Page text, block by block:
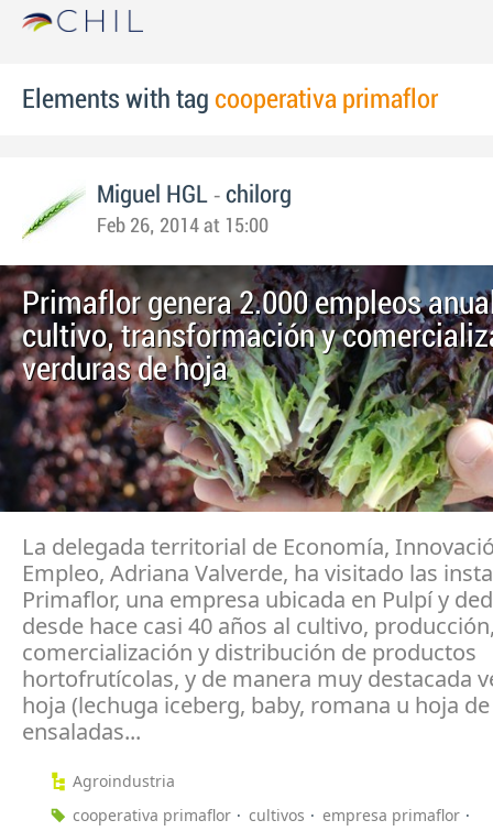
Elements with tag cooperativa primaflor
Miguel HGL - chilorg
Feb 26, 2014 at 15:00
Primaflor genera 2.000 empleos
cultivo, transformación y
verduras de hoja
La delegada territorial de Economía,
Empleo, Adriana Valverde, ha visitado las
Primaflor, una empresa ubicada en Pulpí y
desde hace casi 40 años al cultivo,
comercialización y distribución de productos
hortofrutícolas, y de manera muy destacada
hoja (lechuga iceberg, baby, romana u hoja
ensaladas...
Agroindustria
cooperativa primaflor
cultivos
empresa primaflor